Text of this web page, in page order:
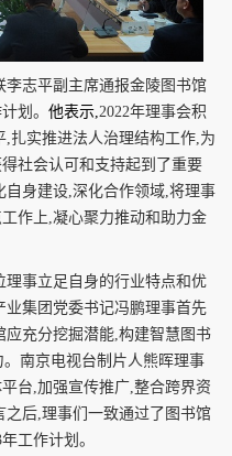
志平副主席通报金陵图书馆
划。 他表示,2022年理事会积
扎实推进法人治理结构工作,为
社会认可和支持起到了重要
自身建设,深化合作领域,将理事
作上,凝心聚力推动和助力金
理事立足自身的行业特点和优
集团党委书记冯鹏理事首先
充分挖掘潜能,构建智慧图书
南京电视台制片人熊晖理事
台,加强宣传推广,整合跨界资
后,理事们一致通过了图书馆
年工作计划。